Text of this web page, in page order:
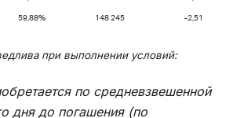
59,88% 148 245 -2,51
при выполнении условий:
по средневзвешенной
дня до погашения (по